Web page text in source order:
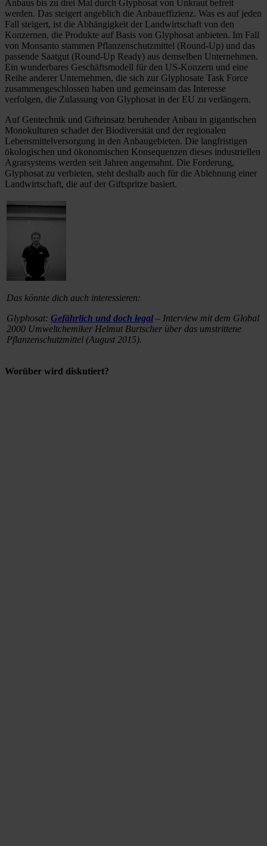
Anbaus bis zu drei Mal durch Glyphosat von Unkraut befreit
werden. Das steigert angeblich die Anbaueffizienz. Was es auf jeden
Fall steigert, ist die Abhängigkeit der Landwirtschaft von den
Konzernen, die Produkte auf Basis von Glyphosat anbieten. Im Fall
von Monsanto stammen Pflanzenschutzmittel (Round-Up) und das
passende Saatgut (Round-Up Ready) aus demselben Unternehmen.
Ein wunderbares Geschäftsmodell für den US-Konzern und eine
Reihe anderer Unternehmen, die sich zur Glyphosate Task Force
zusammengeschlossen haben und gemeinsam das Interesse
verfolgen, die Zulassung von Glyphosat in der EU zu verlängern.
Auf Gentechnik und Gifteinsatz beruhender Anbau in gigantischen
Monokulturen schadet der Biodiversität und der regionalen
Lebensmittelversorgung in den Anbaugebieten. Die langfristigen
ökologischen und ökonomischen Konsequenzen dieses industriellen
Agrarsystems werden seit Jahren angemahnt. Die Forderung,
Glyphosat zu verbieten, steht deshalb auch für die Ablehnung einer
Landwirtschaft, die auf der Giftspritze basiert.
Das könnte dich auch interessieren:
Glyphosat: Gefährlich und doch legal – Interview mit dem Global
2000 Umweltchemiker Helmut Burtscher über das umstrittene
Pflanzenschutzmittel (August 2015).
Worüber wird diskutiert?